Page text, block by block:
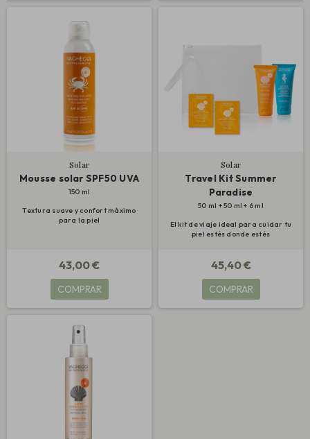
Solar
Mousse solar SPF50 UVA
150 ml
Textura suave y confort máximo
para la piel
43,00 €
COMPRAR
Solar
Travel Kit Summer
Paradise
50 ml + 50 ml + 6 ml
El kit de viaje ideal para cuidar tu
piel estés donde estés
45,40 €
COMPRAR